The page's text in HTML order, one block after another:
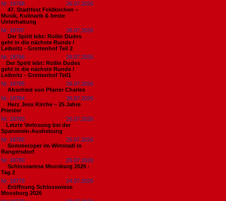
Nr. 18788
26.07.2026
47. Stadtfest Feldkirchen –
Musik, Kulinarik & beste
Unterhaltung
Nr. 18787
26.07.2026
Der Spirit lebt: Rollin Dudes
geht in die nächste Runde /
Leibnitz - Grottenhof Teil 2
Nr. 18786
26.07.2026
​Der Spirit lebt: Rollin Dudes
geht in die nächste Runde /
Leibnitz - Grottenhof Teil1
Nr. 18785
26.07.2026
Abschied von Pfarrer Charles
Nr. 18784
26.07.2026
Herz Jesu Kirche – 25 Jahre
Priester
Nr. 18783
25.07.2026
​Letzte Verlosung bei der
Sparverein-Aushebung
Nr. 18782
25.07.2026
Sommeroper im Wirtstadl in
Rangersdorf
Nr. 18780
25.07.2026
Schlosswiese Moosburg 2026 -
Tag 2
Nr. 18779
24.07.2026
Eröffnung Schlosswiese
Moosburg 2026